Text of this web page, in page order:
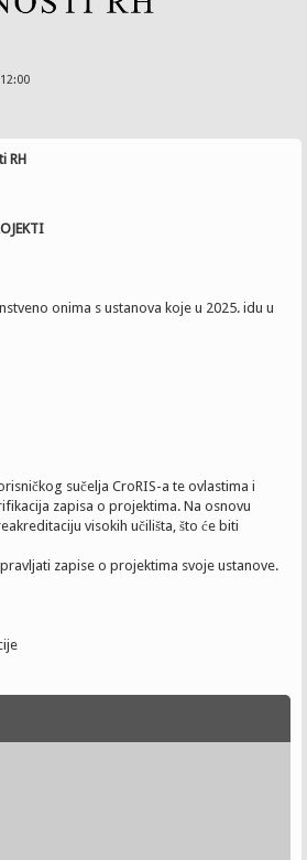
onima s ustanova koje u 2025. idu u
sučelja CroRIS-a te ovlastima i
zapisa o projektima. Na osnovu
visokih učilišta, što će biti
zapise o projektima svoje ustanove.